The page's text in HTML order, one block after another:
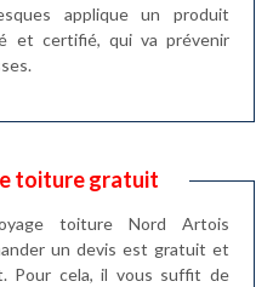
applique un produit
et certifié, qui va prévenir
toiture gratuit
toiture Nord Artois
un devis est gratuit et
Pour cela, il vous suffit de